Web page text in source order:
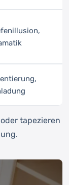
tapezieren